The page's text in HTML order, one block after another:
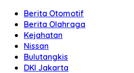
Berita Otomotif
Berita Olahraga
Kejahatan
Nissan
Bulutangkis
DKI Jakarta